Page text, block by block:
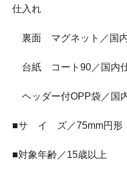
仕入れ
裏面 マグネット／国
台紙 コート90／国内
ヘッダー付OPP袋／国
■サ イ ズ／75mm円形
■対象年齢／15歳以上